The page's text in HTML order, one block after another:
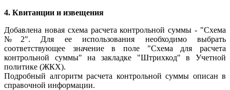
4. Квитанции и извещения
Добавлена новая схема расчета контрольной суммы - "Схема
№2". Для ее использования необходимо выбрать
соответствующее значение в поле "Схема для расчета
контрольной суммы" на закладке "Штрихкод" в Учетной
политике (ЖКХ).
Подробный алгоритм расчета контрольной суммы описан в
справочной информации.